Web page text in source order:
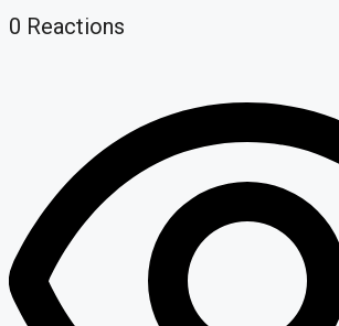
0 Reactions